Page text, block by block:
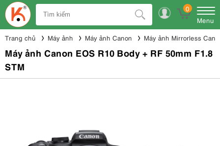
0
Menu
Trang chủ Máy ảnh Máy ảnh Canon Máy ảnh Mirrorless
Máy ảnh Canon EOS R10 Body + RF 50mm F1.8
STM